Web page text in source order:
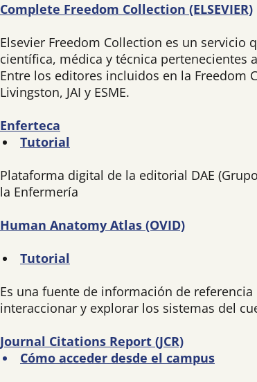
Complete Freedom Collection (ELSEVIER)
Elsevier Freedom Collection es un servicio
científica, médica y técnica pertenecientes
Entre los editores incluidos en la Freedom
Livingston, JAI y ESME.
Enferteca
Tutorial
Plataforma digital de la editorial DAE
la Enfermería
Human Anatomy Atlas (OVID)
Tutorial
Es una fuente de información de
interaccionar y explorar los sistemas del
Journal Citations Report (JCR)
Cómo acceder desde el campus